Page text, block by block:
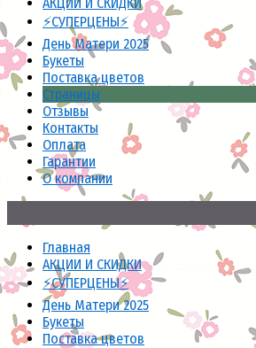
⚡СУПЕРЦЕНЫ⚡
День Матери 2025
Букеты
Поставка цветов
Страницы
Отзывы
Контакты
Оплата
Гарантии
О компании
Главная
АКЦИИ И СКИДКИ
⚡СУПЕРЦЕНЫ⚡
День Матери 2025
Букеты
Поставка цветов